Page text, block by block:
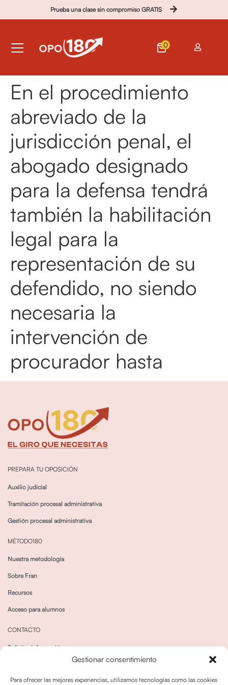
Gestionar consentimiento
Para ofrecer las mejores experiencias, utilizamos tecnologías como las cookies
Prueba una clase sin compromiso GRATIS
0
En el procedimiento
abreviado de la
jurisdicción penal, el
abogado designado
para la defensa tendrá
también la habilitación
legal para la
representación de su
defendido, no siendo
necesaria la
intervención de
procurador hasta
PREPARA TU OPOSICIÓN
Auxilio judicial
Tramitación procesal administrativa
Gestión procesal administrativa
MÉTODO180
Nuestra metodología
Sobre Fran
Recursos
Acceso para alumnos
CONTACTO
Solicitar información